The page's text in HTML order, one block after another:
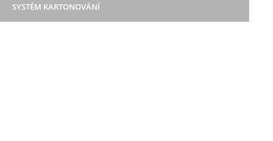
SYSTÉM KARTONOVÁNÍ